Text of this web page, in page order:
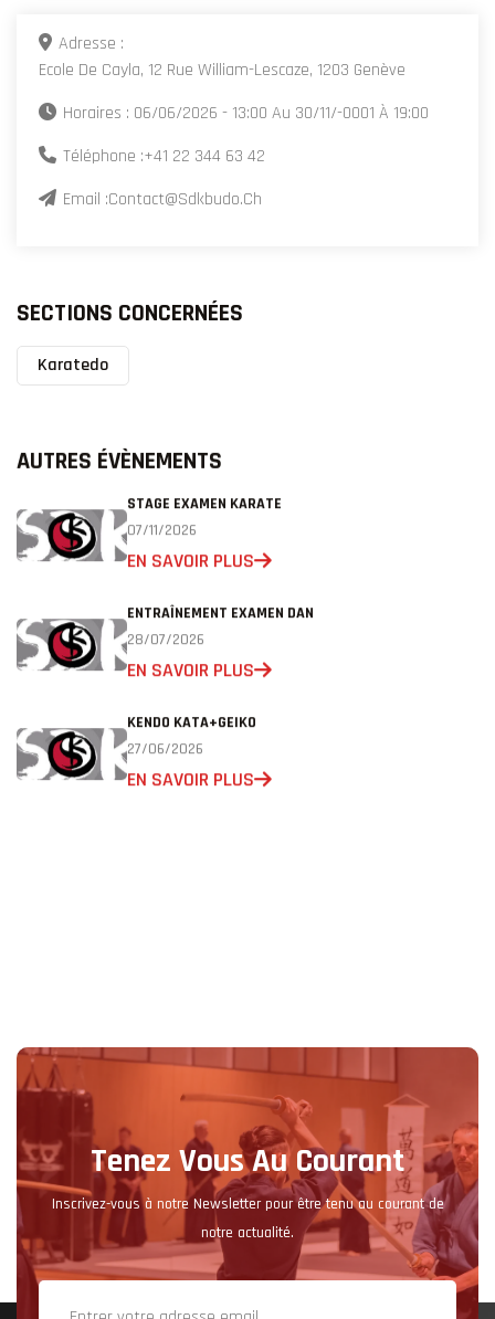
Adresse :
Ecole De Cayla, 12 Rue William-Lescaze, 1203 Genève
Horaires : 06/06/2026 - 13:00 Au 30/11/-0001 À 19:00
Téléphone :+41 22 344 63 42
Email :Contact@sdkbudo.ch
SECTIONS CONCERNÉES
Karatedo
AUTRES ÉVÈNEMENTS
STAGE EXAMEN KARATE
07/11/2026
EN SAVOIR PLUS
ENTRAÎNEMENT EXAMEN DAN
28/07/2026
EN SAVOIR PLUS
KENDO KATA+GEIKO
27/06/2026
EN SAVOIR PLUS
Tenez Vous Au Courant
Inscrivez-vous à notre Newsletter pour être tenu au courant de
notre actualité.